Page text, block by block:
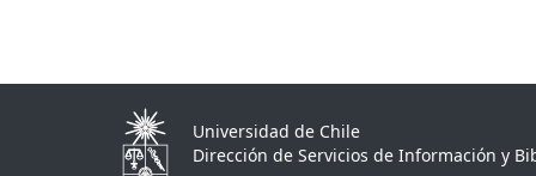
Universidad de Chile
Dirección de Servicios de Información y